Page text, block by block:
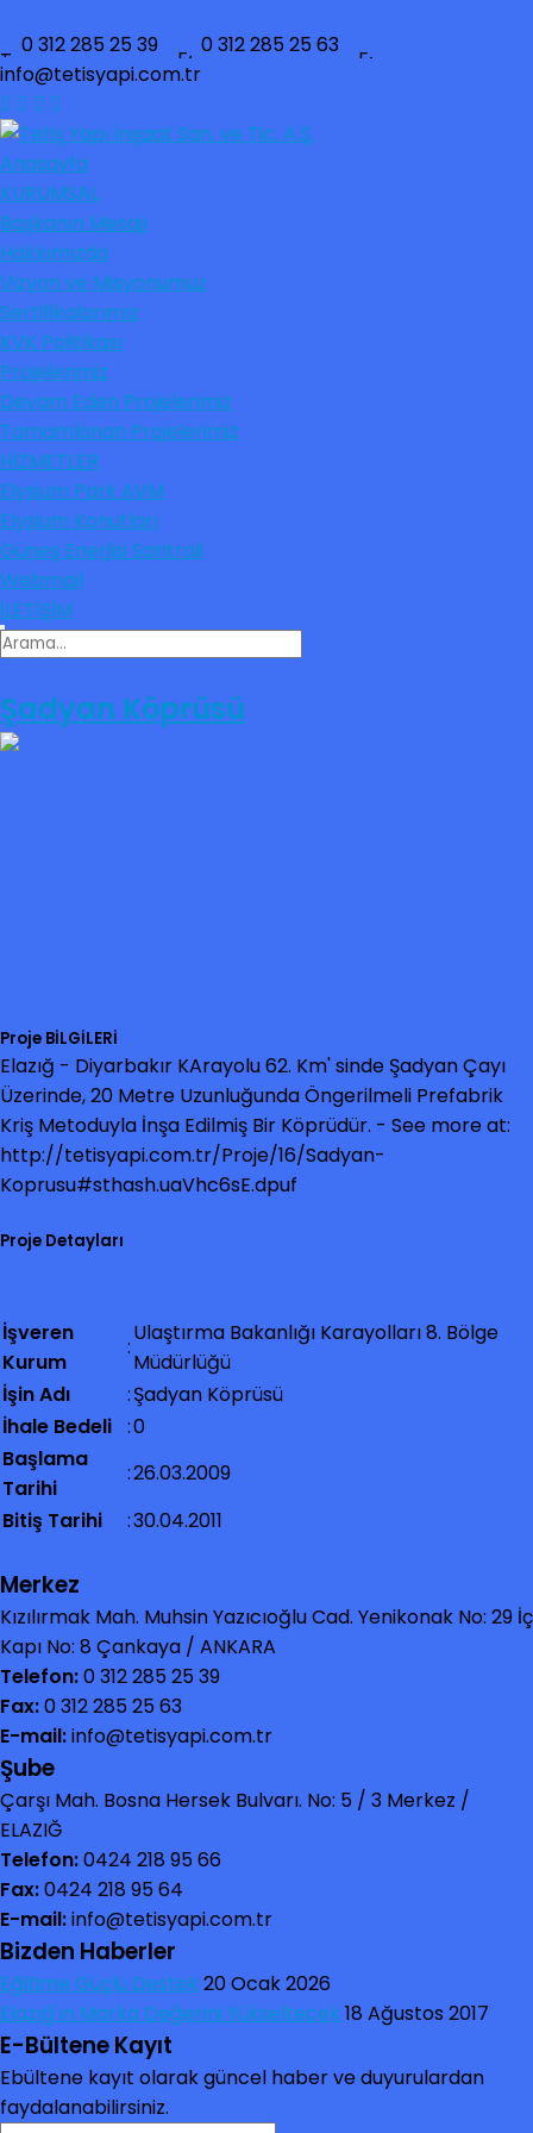
0 312 285 25 39
0 312 285 25 63
info@tetisyapi.com.tr
Anasayfa
KURUMSAL
Başkanın Mesajı
Hakkımızda
Vizyon ve Misyonumuz
Sertifikalarımız
KVK Politikası
Projelerimiz
Devam Eden Projelerimiz
Tamamlanan Projelerimiz
HİZMETLER
Elysium Park AVM
Elysium Konutları
Güneş Enerjisi Santrali
Webmail
İLETİŞİM
Şadyan Köprüsü
Proje BİLGİLERİ
Elazığ - Diyarbakır KArayolu 62. Km' sinde Şadyan Çayı
Üzerinde, 20 Metre Uzunluğunda Öngerilmeli Prefabrik
Kriş Metoduyla İnşa Edilmiş Bir Köprüdür. - See more at:
http://tetisyapi.com.tr/Proje/16/Sadyan-
Koprusu#sthash.uaVhc6sE.dpuf
Proje Detayları
İşveren
Kurum
:
Ulaştırma Bakanlığı Karayolları 8. Bölge
Müdürlüğü
İşin Adı
:Şadyan Köprüsü
İhale Bedeli :0
Başlama
Tarihi
:26.03.2009
Bitiş Tarihi
:30.04.2011
Merkez
Kızılırmak Mah. Muhsin Yazıcıoğlu Cad. Yenikonak No: 29 İç
Kapı No: 8 Çankaya / ANKARA
Telefon:0 312 285 25 39
Fax:0 312 285 25 63
E-mail:info@tetisyapi.com.tr
Şube
Çarşı Mah. Bosna Hersek Bulvarı. No: 5 / 3 Merkez /
ELAZIĞ
Telefon:0424 218 95 66
Fax:0424 218 95 64
E-mail:info@tetisyapi.com.tr
Bizden Haberler
Eğitime Güçlü Destek 20 Ocak 2026
Elazığ'ın Marka Değerini Yükseltecek 18 Ağustos 2017
E-Bültene Kayıt
Ebültene kayıt olarak güncel haber ve duyurulardan
faydalanabilirsiniz.